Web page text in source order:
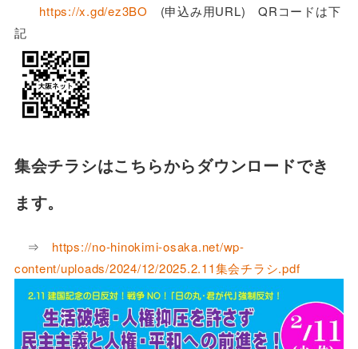
https://x.gd/ez3BO (申込み用URL) QRコードは下
記
集会チラシはこちらからダウンロードでき
ます。
⇒ https://no-hinokimi-osaka.net/wp-
content/uploads/2024/12/2025.2.11集会チラシ.pdf